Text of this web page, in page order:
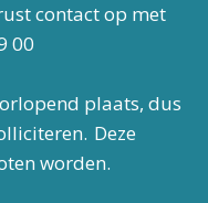
contact op met
00
plaats, dus
Deze
worden.